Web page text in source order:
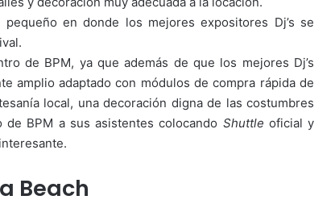
en donde los mejores expositores Dj’s se
de BPM, ya que además de que los mejores Dj’s
amplio adaptado con módulos de compra rápida de
local, una decoración digna de las costumbres
BPM a sus asistentes colocando Shuttle oficial y
Beach